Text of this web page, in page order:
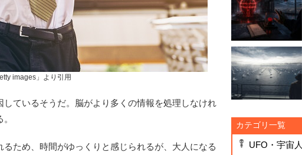
images」より引用
ているそうだ。脳がより多くの情報を処理しなけれ
ため、時間がゆっくりと感じられるが、大人になる
カテゴリ一覧
UFO・宇宙人